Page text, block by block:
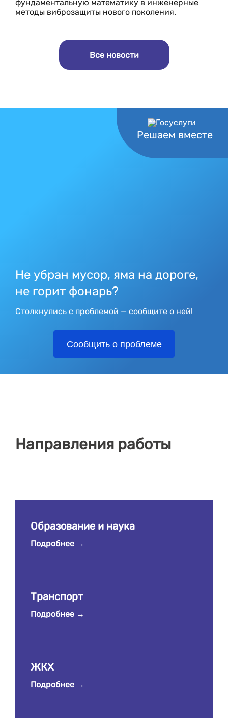
фундаментальную математику в инженерные
методы виброзащиты нового поколения.
Все новости
Решаем вместе
Не убран мусор, яма на дороге,
не горит фонарь?
Столкнулись с проблемой — сообщите о ней!
Сообщить о проблеме
Направления работы
Образование и наука
Подробнее
Транспорт
Подробнее
ЖКХ
Подробнее